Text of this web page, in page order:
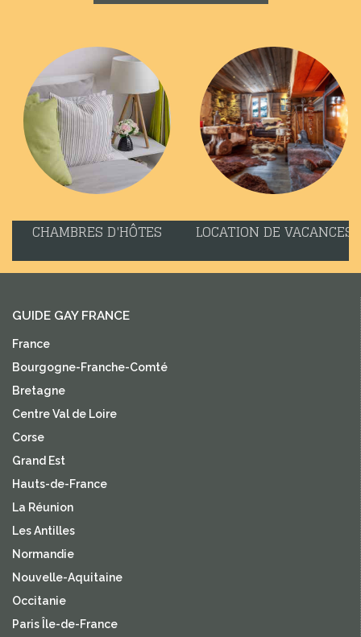
CHAMBRES D'HÔTES LOCATION DE VACANCES
GUIDE GAY FRANCE
France
Bourgogne-Franche-Comté
Bretagne
Centre Val de Loire
Corse
Grand Est
Hauts-de-France
La Réunion
Les Antilles
Normandie
Nouvelle-Aquitaine
Occitanie
Paris Île-de-France